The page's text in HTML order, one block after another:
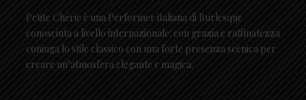
Petite Chérie è una Performer italiana di Burlesque
conosciuta a livello internazionale: con grazia e raffinatezza
coniuga lo stile classico con una forte presenza scenica per
creare un’atmosfera elegante e magica.